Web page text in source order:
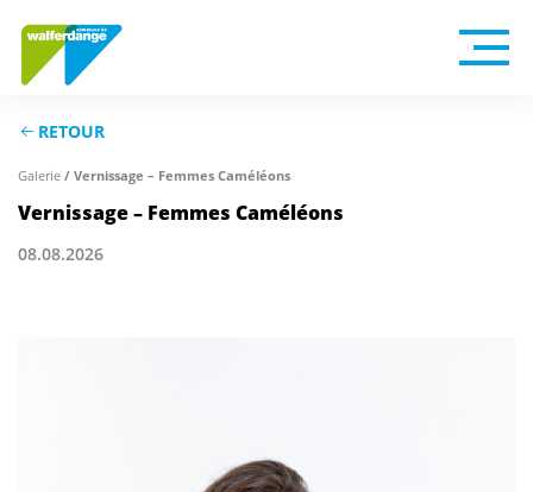
RETOUR
Galerie / Vernissage – Femmes Caméléons
Vernissage – Femmes Caméléons
08.08.2026